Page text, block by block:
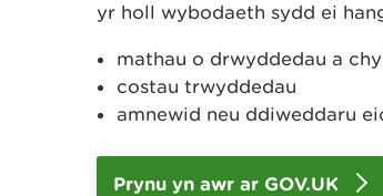
yr holl wybodaeth sydd ei
mathau o drwyddedau a
costau trwyddedau
amnewid neu ddiweddaru
Prynu yn awr ar GOV.UK